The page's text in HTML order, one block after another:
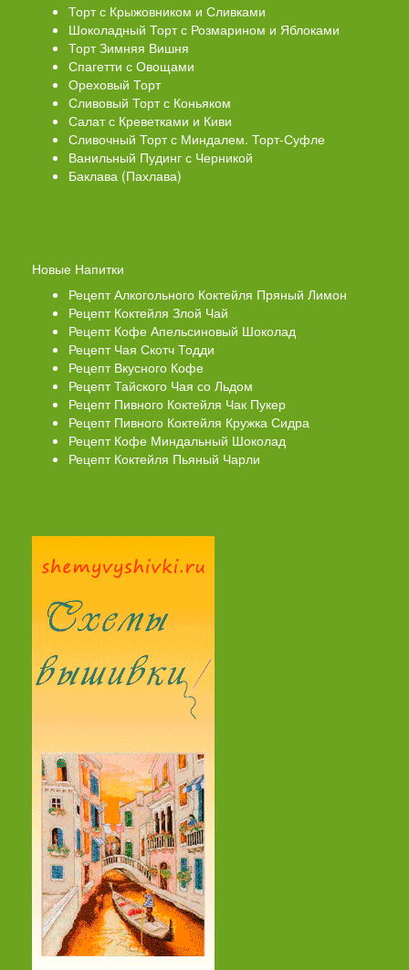
Торт с Крыжовником и Сливками
Шоколадный Торт с Розмарином и Яблоками
Торт Зимняя Вишня
Спагетти с Овощами
Ореховый Торт
Сливовый Торт с Коньяком
Салат с Креветками и Киви
Сливочный Торт с Миндалем. Торт-Суфле
Ванильный Пудинг с Черникой
Баклава (Пахлава)
Новые Напитки
Рецепт Алкогольного Коктейля Пряный Лимон
Рецепт Коктейля Злой Чай
Рецепт Кофе Апельсиновый Шоколад
Рецепт Чая Скотч Тодди
Рецепт Вкусного Кофе
Рецепт Тайского Чая со Льдом
Рецепт Пивного Коктейля Чак Пукер
Рецепт Пивного Коктейля Кружка Сидра
Рецепт Кофе Миндальный Шоколад
Рецепт Коктейля Пьяный Чарли